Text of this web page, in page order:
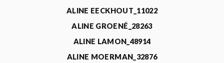
ALINE EECKHOUT_11022
ALINE GROENÉ_28263
ALINE LAMON_48914
ALINE MOERMAN_32876